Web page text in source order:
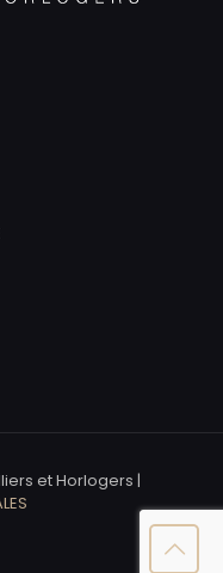
et Horlogers |